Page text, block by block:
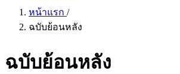
หน้าแรก /
ฉบับย้อนหลัง
ฉบับย้อนหลัง